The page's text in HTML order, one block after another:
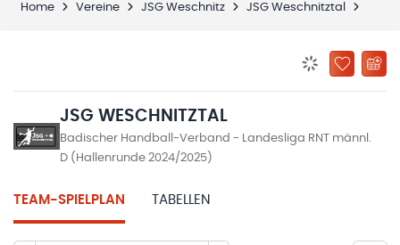
Home Vereine JSG Weschnitz JSG Weschnitztal
ZU
JSG WESCHNITZTAL
Badischer Handball-Verband - Landesliga RNT männl.
D (Hallenrunde 2024/2025)
TEAM-SPIELPLAN TABELLEN